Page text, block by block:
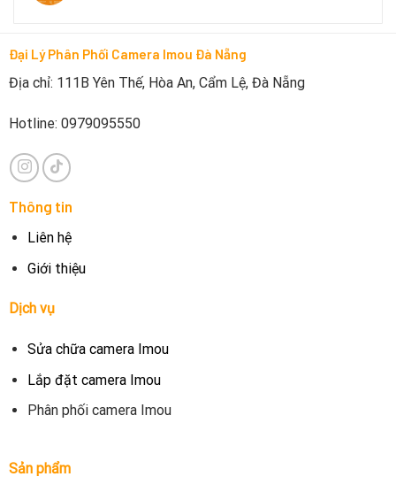
Đại Lý Phân Phối Camera Imou Đà Nẵng
Địa chỉ: 111B Yên Thế, Hòa An, Cẩm Lệ, Đà Nẵng
Hotline: 0979095550
Thông tin
Liên hệ
Giới thiệu
Dịch vụ
Sửa chữa camera Imou
Lắp đặt camera Imou
Phân phối camera Imou
Sản phẩm